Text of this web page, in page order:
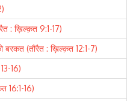
: ख़िल्क़त 9:1-17)
बरकत (तौरैत : ख़िल्क़त 12:1-7)
16)
16:1-16)